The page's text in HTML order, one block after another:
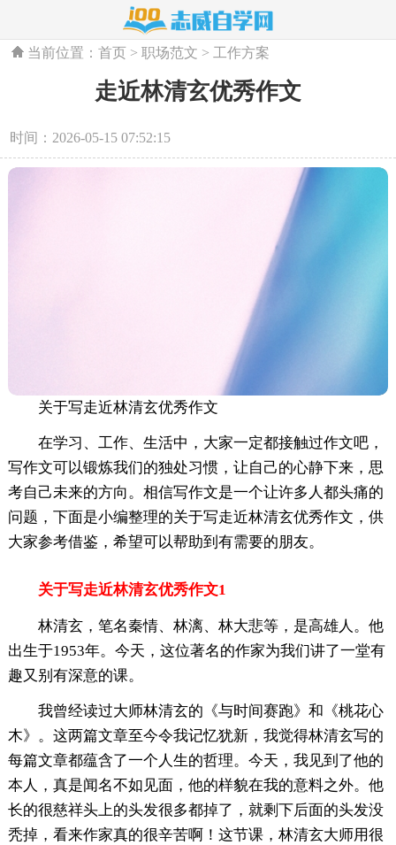
当前位置：首页 >职场范文 > 工作方案
走近林清玄优秀作文
时间：2026-05-15 07:52:15
关于写走近林清玄优秀作文
在学习、工作、生活中，大家一定都接触过作文吧，
写作文可以锻炼我们的独处习惯，让自己的心静下来，思
考自己未来的方向。相信写作文是一个让许多人都头痛的
问题，下面是小编整理的关于写走近林清玄优秀作文，供
大家参考借鉴，希望可以帮助到有需要的朋友。
关于写走近林清玄优秀作文1
林清玄，笔名秦情、林漓、林大悲等，是高雄人。他
出生于1953年。今天，这位著名的作家为我们讲了一堂有
趣又别有深意的课。
我曾经读过大师林清玄的《与时间赛跑》和《桃花心
木》。这两篇文章至今令我记忆犹新，我觉得林清玄写的
每篇文章都蕴含了一个人生的哲理。今天，我见到了他的
本人，真是闻名不如见面，他的样貌在我的意料之外。他
长的很慈祥头上的头发很多都掉了，就剩下后面的头发没
秃掉，看来作家真的很辛苦啊！这节课，林清玄大师用很